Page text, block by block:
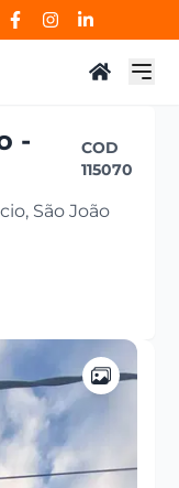
-
COD
115070
São João